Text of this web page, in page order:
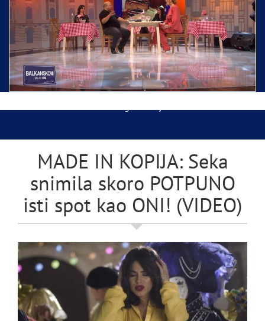
Ispraćaj Pojasa Presvete Bogorodice danas iz
Hrama Svetog Save
MADE IN KOPIJA: Seka
snimila skoro POTPUNO
isti spot kao ONI! (VIDEO)